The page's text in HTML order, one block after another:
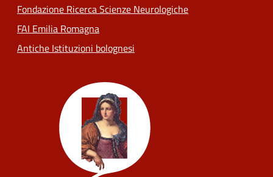
Fondazione Ricerca Scienze Neurologiche
FAI Emilia Romagna
Antiche Istituzioni bolognesi